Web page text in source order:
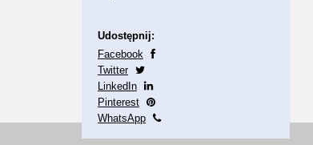
Udostępnij:
Facebook
Twitter
LinkedIn
Pinterest
WhatsApp